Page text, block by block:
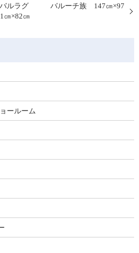
バルラグ バルーチ族 147㎝×97
×82㎝
ールーム